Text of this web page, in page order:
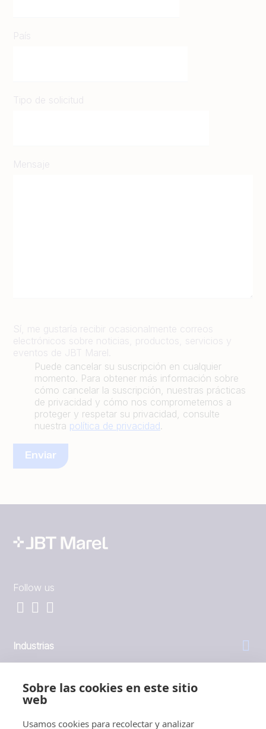
Sobre las cookies en este sitio
web
Usamos cookies para recolectar y analizar
País
Tipo de solicitud
Mensaje
Sí, me gustaría recibir ocasionalmente correos
electrónicos sobre noticias, productos, servicios y
eventos de JBT Marel.
Puede cancelar su suscripción en cualquier
momento. Para obtener más información sobre
cómo cancelar la suscripción, nuestras prácticas
de privacidad y cómo nos comprometemos a
proteger y respetar su privacidad, consulte
nuestra política de privacidad.
Follow us
Industrias